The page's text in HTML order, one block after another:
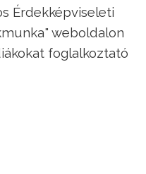
Érdekképviseleti
weboldalon
foglalkoztató